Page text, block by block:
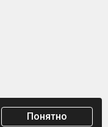
Понятно